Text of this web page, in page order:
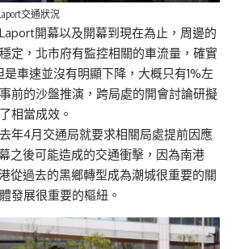
交通狀況
開幕以及開幕到現在為止，周邊的
定，北市府有監控相關的車流量，確實
是車速並沒有明顯下降，大概只有1%左
前的沙盤推演，跨局處的開會討論研擬
相當成效。
年4月交通局就要求相關局處提前因應
之後可能造成的交通衝擊，因為南港
從過去的黑鄉轉型成為潮城很重要的關
發展很重要的樞紐。